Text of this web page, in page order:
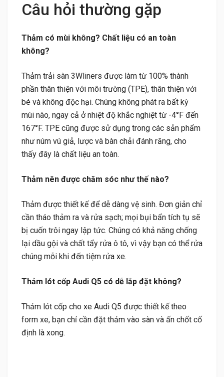
Câu hỏi thường gặp
Thảm có mùi không? Chất liệu có an toàn
không?
Thảm trải sàn 3Wliners được làm từ 100% thành
phần thân thiện với môi trường (TPE), thân thiện với
bé và không độc hại. Chúng không phát ra bất kỳ
mùi nào, ngay cả ở nhiệt độ khắc nghiệt từ -4°F đến
167°F. TPE cũng được sử dụng trong các sản phẩm
như núm vú giả, lược và bàn chải đánh răng, cho
thấy đây là chất liệu an toàn.
Thảm nên được chăm sóc như thế nào?
Thảm được thiết kế để dễ dàng vệ sinh. Đơn giản chỉ
cần tháo thảm ra và rửa sạch; mọi bụi bẩn tích tụ sẽ
bị cuốn trôi ngay lập tức. Chúng có khả năng chống
lại dầu gội và chất tẩy rửa ô tô, vì vậy bạn có thể rửa
chúng mỗi khi đến tiệm rửa xe.
Thảm lót cốp Audi Q5 có dễ lắp đặt không?
Thảm lót cốp cho xe Audi Q5 được thiết kế theo
form xe, bạn chỉ cần đặt thảm vào sàn và ấn chốt cố
định là xong.